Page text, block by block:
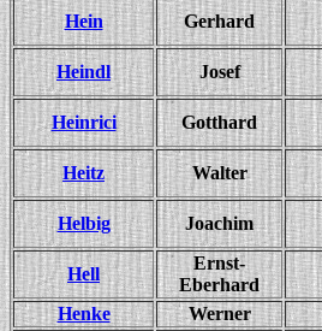
Hein
Gerhard
Heindl Josef
Heinrici Gotthard
Heitz Walter
Helbig Joachim
Hell
Ernst-
Eberhard
Henke
Werner